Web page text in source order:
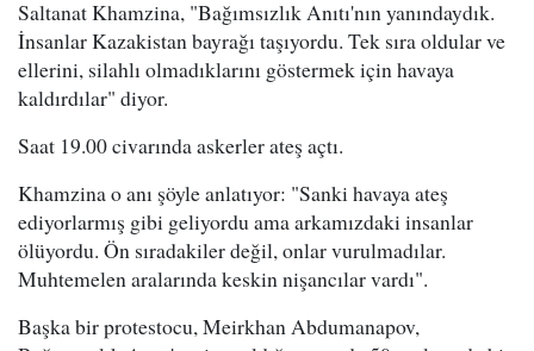
Saltanat Khamzina, "Bağımsızlık Anıtı'nın yanındaydık.
İnsanlar Kazakistan bayrağı taşıyordu. Tek sıra oldular ve
ellerini, silahlı olmadıklarını göstermek için havaya
kaldırdılar" diyor.
Saat 19.00 civarında askerler ateş açtı.
Khamzina o anı şöyle anlatıyor: "Sanki havaya ateş
ediyorlarmış gibi geliyordu ama arkamızdaki insanlar
ölüyordu. Ön sıradakiler değil, onlar vurulmadılar.
Muhtemelen aralarında keskin nişancılar vardı".
Başka bir protestocu, Meirkhan Abdumanapov,